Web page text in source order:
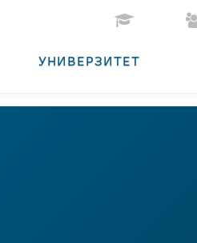
УНИВЕРЗИТЕТ